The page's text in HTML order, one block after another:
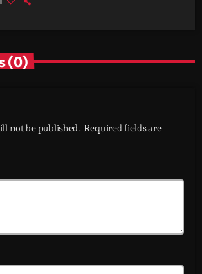
(0)
not be published. Required fields are